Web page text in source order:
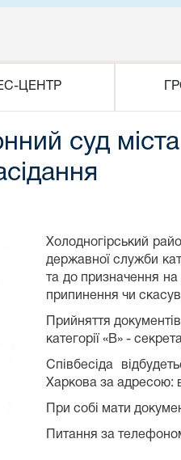
ЦЕНТР
суд
Холодногірський
державної служби
та до призначення
припинення чи
Прийняття
категорії «В» -
Співбесіда
Харкова за адресою:
При собі мати
Питання за